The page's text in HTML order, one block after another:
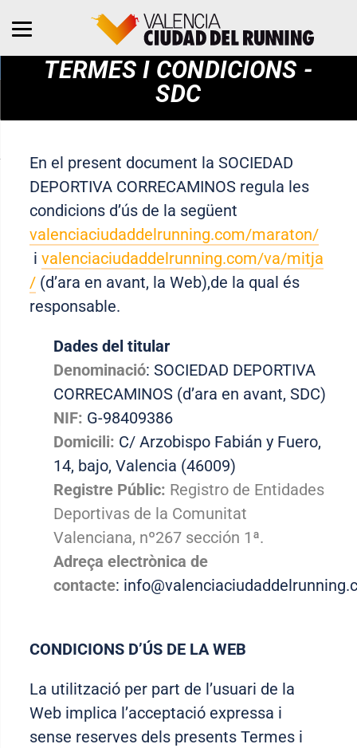
TERMES I CONDICIONS -
SDC
En el present document la SOCIEDAD
DEPORTIVA CORRECAMINOS regula les
condicions d’ús de la següent
valenciaciudaddelrunning.com/maraton/
ivalenciaciudaddelrunning.com/va/mitja
/ (d’ara en avant, la Web),de la qual és
responsable.
Dades del titular
Denominació: SOCIEDAD DEPORTIVA
CORRECAMINOS (d’ara en avant, SDC)
NIF: G-98409386
Domicili: C/ Arzobispo Fabián y Fuero,
14, bajo, Valencia (46009)
Registre Públic: Registro de Entidades
Deportivas de la Comunitat
Valenciana, nº267 sección 1ª.
Adreça electrònica de
contacte:
CONDICIONS D’ÚS DE LA WEB
La utilització per part de l’usuari de la
Web implica l’acceptació expressa i
sense reserves dels presents Termes i